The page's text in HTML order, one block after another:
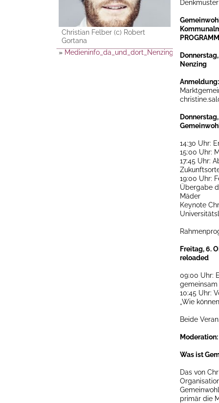
Christian Felber (c) Robert
Gortana
»
PROGRAMM
Nenzing
Anmeldung:
14:30 Uhr:
15:00 Uhr:
17:45 Uhr:
19:00 Uhr:
Übergabe
Mäder
Keynote
Freitag, 6.
reloaded
09:00 Uhr:
10:45 Uhr:
„Wie
Beide
Moderation:
Was ist
Das von
primär die